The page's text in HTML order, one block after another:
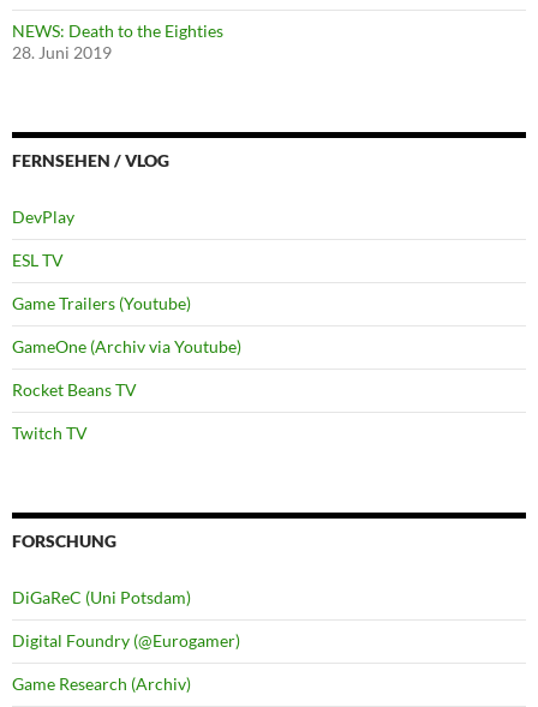
NEWS: Death to the Eighties
28. Juni 2019
FERNSEHEN / VLOG
DevPlay
ESL TV
Game Trailers (Youtube)
GameOne (Archiv via Youtube)
Rocket Beans TV
Twitch TV
FORSCHUNG
DiGaReC (Uni Potsdam)
Digital Foundry (@Eurogamer)
Game Research (Archiv)